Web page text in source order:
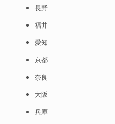
長野
福井
愛知
京都
奈良
大阪
兵庫